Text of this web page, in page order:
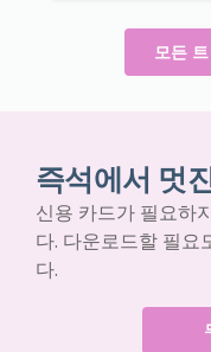
모든
즉석에서 멋
신용 카드가 필요하
다. 다운로드할 필요
다.